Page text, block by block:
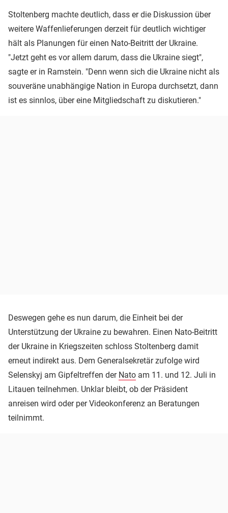
Stoltenberg machte deutlich, dass er die Diskussion über
weitere Waffenlieferungen derzeit für deutlich wichtiger
hält als Planungen für einen Nato-Beitritt der Ukraine.
"Jetzt geht es vor allem darum, dass die Ukraine siegt",
sagte er in Ramstein. "Denn wenn sich die Ukraine nicht als
souveräne unabhängige Nation in Europa durchsetzt, dann
ist es sinnlos, über eine Mitgliedschaft zu diskutieren."
Deswegen gehe es nun darum, die Einheit bei der
Unterstützung der Ukraine zu bewahren. Einen Nato-Beitritt
der Ukraine in Kriegszeiten schloss Stoltenberg damit
erneut indirekt aus. Dem Generalsekretär zufolge wird
Selenskyj am Gipfeltreffen der Nato am 11. und 12. Juli in
Litauen teilnehmen. Unklar bleibt, ob der Präsident
anreisen wird oder per Videokonferenz an Beratungen
teilnimmt.